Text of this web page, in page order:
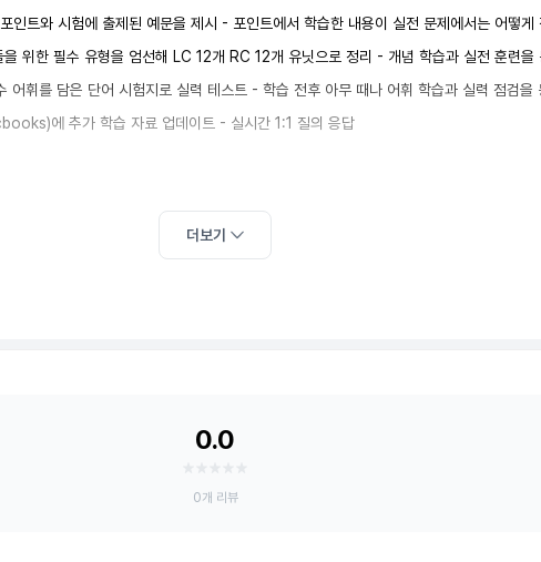
트와 시험에 출제된 예문을 제시 - 포인트에서 학습한 내용이 실전 문제에서는 어떻
위한 필수 유형을 엄선해 LC 12개 RC 12개 유닛으로 정리 - 개념 학습과 실전 훈련
어휘를 담은 단어 시험지로 실력 테스트 - 학습 전후 아무 때나 어휘 학습과 실력 점
에 추가 학습 자료 업데이트 - 실시간 1:1 질의 응답
더보기
0.0
0개 리뷰